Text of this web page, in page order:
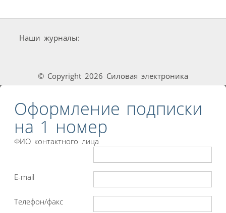
Наши журналы:
© Copyright 2026 Силовая электроника
Оформление подписки
на 1 номер
ФИО контактного лица
E-mail
Телефон/факс